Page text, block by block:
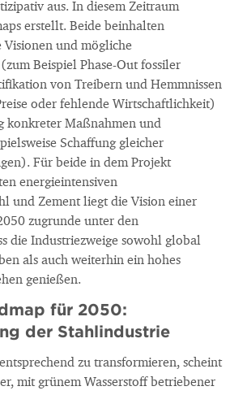
aus. In diesem Zeitraum
erstellt. Beide beinhalten
Visionen und mögliche
Beispiel Phase-Out fossiler
von Treibern und Hemmnissen
oder fehlende Wirtschaftlichkeit)
konkreter Maßnahmen und
Schaffung gleicher
Für beide in dem Projekt
energieintensiven
und Zement liegt die Vision einer
zugrunde unter den
die Industriezweige sowohl global
als auch weiterhin ein hohes
genießen.
für 2050:
der Stahlindustrie
zu transformieren, scheint
mit grünem Wasserstoff betriebener